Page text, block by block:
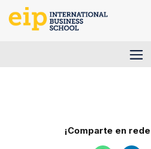
Saltar
¡Comparte en